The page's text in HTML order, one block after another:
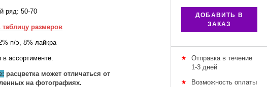
ряд: 50-70
таблицу размеров
п/э, 8% лайкра
в ассортименте.
расцветка может отличаться от
на фотографиях.
ДОБАВИТЬ В
ЗАКАЗ
Отправка в течение
1-3 дней
Возможность оплаты